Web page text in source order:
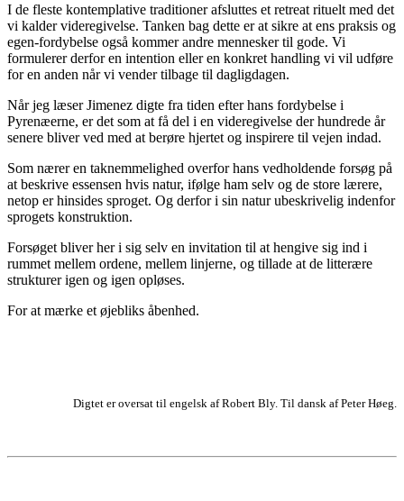
I de fleste kontemplative traditioner afsluttes et retreat rituelt med det
vi kalder videregivelse. Tanken bag dette er at sikre at ens praksis og
egen-fordybelse også kommer andre mennesker til gode. Vi
formulerer derfor en intention eller en konkret handling vi vil udføre
for en anden når vi vender tilbage til dagligdagen.
Når jeg læser Jimenez digte fra tiden efter hans fordybelse i
Pyrenæerne, er det som at få del i en videregivelse der hundrede år
senere bliver ved med at berøre hjertet og inspirere til vejen indad.
Som nærer en taknemmelighed overfor hans vedholdende forsøg på
at beskrive essensen hvis natur, ifølge ham selv og de store lærere,
netop er hinsides sproget. Og derfor i sin natur ubeskrivelig indenfor
sprogets konstruktion.
Forsøget bliver her i sig selv en invitation til at hengive sig ind i
rummet mellem ordene, mellem linjerne, og tillade at de litterære
strukturer igen og igen opløses.
For at mærke et øjebliks åbenhed.
Digtet er oversat til engelsk af Robert Bly. Til dansk af Peter Høeg.